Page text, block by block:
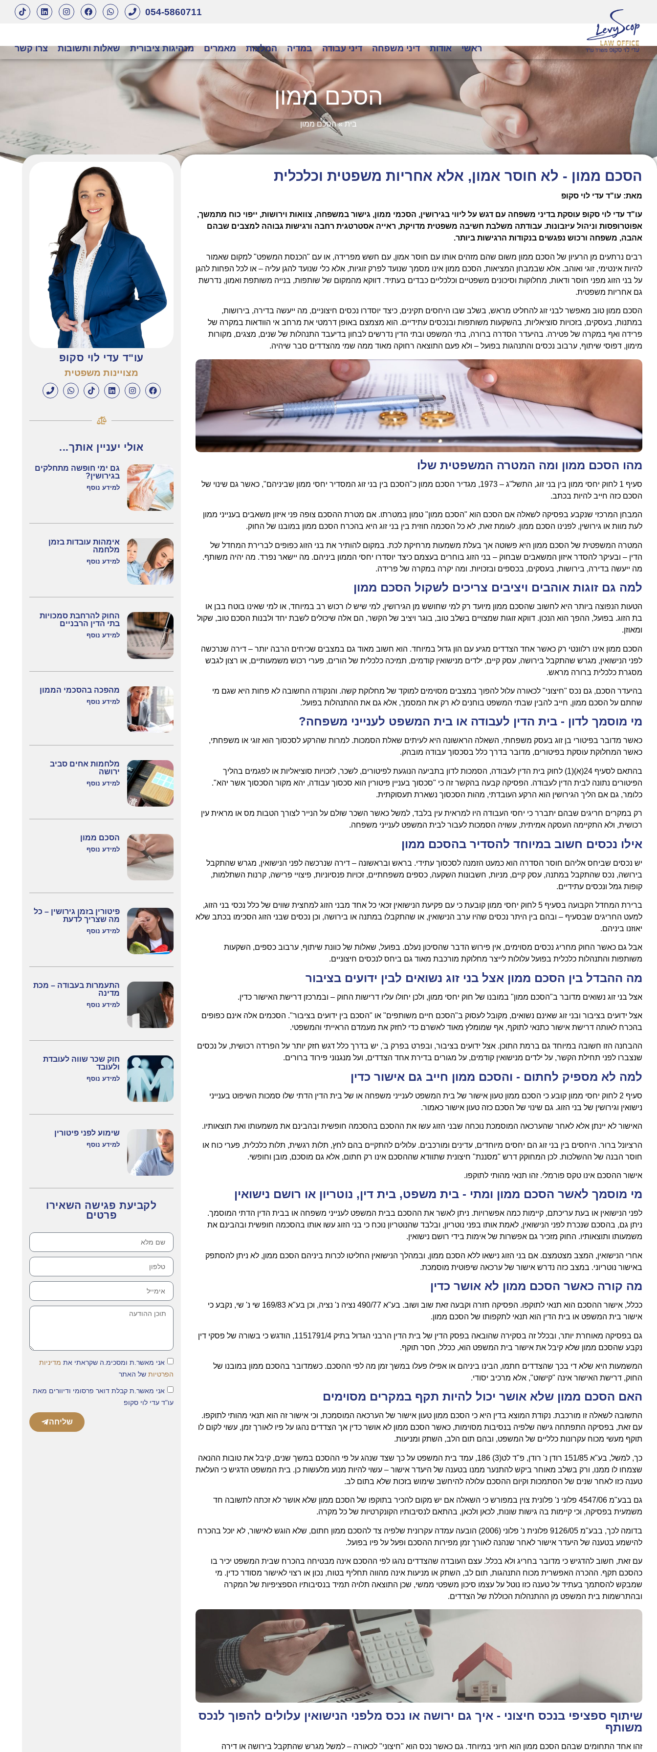
054-5860711
ראשי אודות דיני משפחה דיני עבודה במדיה המלצות מאמרים מנהיגות ציבורית שאלות ותשובות צרו קשר
הסכם ממון
בית»הסכם ממון
הסכם ממון - לא חוסר אמון, אלא אחריות משפטית וכלכלית
מאת: עו"ד עדי לוי סקופ
עו"ד עדי לוי סקופ עוסקת בדיני משפחה עם דגש על ליווי בגירושין, הסכמי ממון, גישור במשפחה, צוואות וירושות, ייפוי כוח מתמשך,
אפוטרופסות וניהול עיזבונות. עבודתה משלבת חשיבה משפטית מדויקת, ראייה אסטרטגית רחבה ורגישות גבוהה למצבים שבהם
אהבה, משפחה ורכוש נפגשים בנקודות הרגישות ביותר.
רבים נרתעים מן הרעיון של הסכם ממון משום שהם מזהים אותו עם חוסר אמון, עם חשש מפרידה, או עם "הכנסת המשפט" למקום שאמור
להיות אינטימי, זוגי ואוהב. אלא שבמבחן המציאות, הסכם ממון אינו מסמך שנועד לפרק זוגיות, אלא כלי שנועד להגן עליה – או לכל הפחות להגן
על בני הזוג מפני חוסר ודאות, מחלוקות וסיכונים משפטיים וכלכליים כבדים בעתיד. דווקא מהמקום של שותפות, בנייה משותפת ואמון, נדרשת
גם אחריות משפטית.
הסכם ממון טוב מאפשר לבני זוג להחליט מראש, בשלב שבו היחסים תקינים, כיצד יוסדרו נכסים חיצוניים, מה ייעשה בדירה, בירושות,
במתנות, בעסקים, בזכויות סוציאליות, בהשקעות משותפות ובנכסים עתידיים. הוא מצמצם באופן דרמטי את מרחב אי הוודאות במקרה של
פרידה ואף במקרה של פטירה. בהיעדר הסדרה ברורה, בתי המשפט ובתי הדין נדרשים לבחון בדיעבד התנהלות של שנים, מצגים, מקורות
מימון, דפוסי שיתוף, ערבוב נכסים והתנהגות בפועל – ולא פעם התוצאה רחוקה מאוד ממה שמי מהצדדים סבר שיהיה.
מהו הסכם ממון ומה המטרה המשפטית שלו
סעיף 1 לחוק יחסי ממון בין בני זוג, התשל"ג – 1973, מגדיר הסכם ממון כ"הסכם בין בני זוג המסדיר יחסי ממון שביניהם", כאשר גם שינוי של
הסכם כזה חייב להיות בכתב.
המבחן המרכזי שנקבע בפסיקה לשאלה אם הסכם הוא "הסכם ממון" טמון במטרתו. אם מטרת ההסכם צופה פני איזון משאבים בענייני ממון
לעת מוות או גירושין, לפנינו הסכם ממון. לעומת זאת, לא כל הסכמה חוזית בין בני זוג היא בהכרח הסכם ממון במובנו של החוק.
המטרה המשפטית של הסכם ממון היא פשוטה אך בעלת משמעות מרחיקת לכת. במקום להותיר את בני הזוג כפופים לברירת המחדל של
הדין – ובעיקר להסדר איזון המשאבים שבחוק – בני הזוג בוחרים בעצמם כיצד יוסדרו יחסי הממון ביניהם. מה יישאר נפרד. מה יהיה משותף.
מה ייעשה בדירה, בירושות, בעסקים, בכספים ובזכויות. ומה יקרה במקרה של פרידה.
למה גם זוגות אוהבים ויציבים צריכים לשקול הסכם ממון
הטעות הנפוצה ביותר היא לחשוב שהסכם ממון מיועד רק למי שחושש מן הגירושין, למי שיש לו רכוש רב במיוחד, או למי שאינו בוטח בבן או
בת הזוג. בפועל, ההפך הוא הנכון. דווקא זוגות שמצויים בשלב טוב, בוגר ויציב של הקשר, הם אלה שיכולים לשבת יחד ולבנות הסכם טוב, שקול
ומאוזן.
הסכם ממון אינו רלוונטי רק כאשר אחד הצדדים מגיע עם הון גדול במיוחד. הוא חשוב מאוד גם במצבים שכיחים הרבה יותר – דירה שנרכשה
לפני הנישואין, מגרש שהתקבל בירושה, עסק קיים, ילדים מנישואין קודמים, תמיכה כלכלית של הורים, פערי רכוש משמעותיים, או רצון לגבש
מסגרת כלכלית ברורה מראש.
בהיעדר הסכם, גם נכס "חיצוני" לכאורה עלול להפוך במצבים מסוימים למוקד של מחלוקת קשה. והנקודה החשובה לא פחות היא שגם מי
שחתם על הסכם ממון, חייב להבין שבתי המשפט בוחנים לא רק את המסמך, אלא גם את ההתנהלות בפועל.
מי מוסמך לדון - בית הדין לעבודה או בית המשפט לענייני משפחה?
כאשר מדובר בפיטורי בן זוג בעסק משפחתי, השאלה הראשונה היא לעיתים שאלת הסמכות. למרות שהרקע לסכסוך הוא זוגי או משפחתי,
כאשר המחלוקת עוסקת בפיטורים, מדובר בדרך כלל בסכסוך עבודה מובהק.
בהתאם לסעיף 24(א)(1) לחוק בית הדין לעבודה, הסמכות לדון בתביעה הנוגעת לפיטורים, לשכר, לזכויות סוציאליות או לפגמים בהליך
הפיטורים נתונה לבית הדין לעבודה. הפסיקה קבעה בהקשר זה כי "סכסוך בעניין פיטורין הוא סכסוך עבודה, יהא מקור הסכסוך אשר יהא".
כלומר, גם אם הליך הגירושין הוא הרקע העובדתי, מהות הסכסוך נשארת תעסוקתית.
רק במקרים חריגים שבהם יתברר כי יחסי העבודה היו למראית עין בלבד, למשל כאשר השכר שולם על הנייר לצורך הטבות מס או מראית עין
רכושית, ולא התקיימה העסקה אמיתית, עשויה הסמכות לעבור לבית המשפט לענייני משפחה.
אילו נכסים חשוב במיוחד להסדיר בהסכם ממון
יש נכסים שביחס אליהם חוסר הסדרה הוא כמעט הזמנה לסכסוך עתידי. בראש ובראשונה – דירה שנרכשה לפני הנישואין, מגרש שהתקבל
בירושה, נכס שהתקבל במתנה, עסק קיים, מניות, חשבונות השקעה, כספים משפחתיים, זכויות פנסיוניות, פיצויי פרישה, קרנות השתלמות,
קופות גמל ונכסים עתידיים.
ברירת המחדל הקבועה בסעיף 5 לחוק יחסי ממון קובעת כי עם פקיעת הנישואין זכאי כל אחד מבני הזוג למחצית שווים של כלל נכסי בני הזוג,
למעט החריגים שבסעיף – ובהם בין היתר נכסים שהיו ערב הנישואין, או שהתקבלו במתנה או בירושה, וכן נכסים שבני הזוג הסכימו בכתב שלא
יאוזנו ביניהם.
אבל גם כאשר החוק מחריג נכסים מסוימים, אין פירוש הדבר שהסיכון נעלם. בפועל, שאלות של כוונת שיתוף, ערבוב כספים, השקעות
משותפות והתנהלות כלכלית בפועל עלולות לייצר מחלוקת מורכבת מאוד גם ביחס לנכסים חיצוניים.
מה ההבדל בין הסכם ממון אצל בני זוג נשואים לבין ידועים בציבור
אצל בני זוג נשואים מדובר ב"הסכם ממון" במובנו של חוק יחסי ממון, ולכן יחולו עליו דרישות החוק – ובמרכזן דרישת האישור כדין.
אצל ידועים בציבור ובני זוג שאינם נשואים, מקובל לעסוק ב"הסכם חיים משותפים" או "הסכם בין ידועים בציבור". הסכמים אלה אינם כפופים
בהכרח לאותה דרישת אישור כתנאי לתוקף, אף שמומלץ מאוד לאשרם כדי לחזק את מעמדם הראייתי והמשפטי.
ההבחנה הזו חשובה במיוחד גם ברמת התוכן. אצל ידועים בציבור, ובפרט בפרק ב', יש בדרך כלל דגש חזק יותר על הפרדה רכושית, על נכסים
שנצברו לפני תחילת הקשר, על ילדים מנישואין קודמים, על מגורים בדירת אחד הצדדים, ועל מנגנוני פירוד ברורים.
למה לא מספיק לחתום - והסכם ממון חייב גם אישור כדין
סעיף 2 לחוק יחסי ממון קובע כי הסכם ממון טעון אישור של בית המשפט לענייני משפחה או של בית הדין הדתי שלו סמכות השיפוט בענייני
נישואין וגירושין של בני הזוג. גם שינוי של הסכם כזה טעון אישור כאמור.
האישור לא יינתן אלא לאחר שהערכאה המוסמכת נוכחה שבני הזוג עשו את ההסכם בהסכמה חופשית ובהבינם את משמעותו ואת תוצאותיו.
הרציונל ברור. היחסים בין בני זוג הם יחסים מיוחדים, עדינים ומורכבים. עלולים להתקיים בהם לחץ, תלות רגשית, תלות כלכלית, פערי כוח או
חוסר הבנה של ההשלכות. לכן המחוקק דרש "מסננת" חיצונית שתוודא שההסכם אינו רק חתום, אלא גם מוסכם, מובן וחופשי.
אישור ההסכם אינו טקס פורמלי. זהו תנאי מהותי לתוקפו.
מי מוסמך לאשר הסכם ממון ומתי - בית משפט, בית דין, נוטריון או רושם נישואין
לפני הנישואין או בעת עריכתם, קיימות כמה אפשרויות. ניתן לאשר את ההסכם בבית המשפט לענייני משפחה או בבית הדין הדתי המוסמך.
ניתן גם, בהסכם שנכרת לפני הנישואין, לאמת אותו בפני נוטריון, ובלבד שהנוטריון נוכח כי בני הזוג עשו אותו בהסכמה חופשית ובהבינם את
משמעותו ותוצאותיו. החוק מזכיר גם אפשרות של אימות בידי רושם נישואין.
אחרי הנישואין, המצב מצטמצם. אם בני הזוג נישאו ללא הסכם ממון, ובמהלך הנישואין החליטו לכרות ביניהם הסכם ממון, לא ניתן להסתפק
באישור נוטריוני. במצב כזה נדרש אישור של ערכאה שיפוטית מוסמכת.
מה קורה כאשר הסכם ממון לא אושר כדין
ככלל, אישור ההסכם הוא תנאי לתוקפו. הפסיקה חזרה וקבעה זאת שוב ושוב. בע"א 490/77 נציה נ' נציה, וכן בע"א 169/83 שי נ' שי, נקבע כי
אישור בית המשפט או בית הדין הוא תנאי לתקפותו של הסכם ממון.
גם בפסיקה מאוחרת יותר, ובכלל זה בסקירה שהובאה בפסק הדין של בית הדין הרבני הגדול בתיק 1151791/4, הודגש כי בשורה של פסקי דין
נקבע שהסכם ממון שלא קיבל את אישור בית המשפט הוא, ככלל, חסר תוקף.
המשמעות היא שלא די בכך שהצדדים חתמו, הבינו ביניהם או אפילו פעלו במשך זמן מה לפי ההסכם. כשמדובר בהסכם ממון במובנו של
החוק, דרישת האישור אינה "קישוט", אלא מרכיב יסודי.
האם הסכם ממון שלא אושר יכול להיות תקף במקרים מסוימים
התשובה לשאלה זו מורכבת. נקודת המוצא בדין היא כי הסכם ממון טעון אישור של הערכאה המוסמכת, וכי אישור זה הוא תנאי מהותי לתוקפו.
עם זאת, בפסיקה התפתחה גישה שלפיה בנסיבות מסוימות, כאשר הסכם ממון לא אושר כדין אך הצדדים נהגו על פיו לאורך זמן, עשוי לקום לו
תוקף מעשי מכוח עקרונות כלליים של המשפט, ובהם תום הלב, השתק ומניעות.
כך, למשל, בע"א 151/85 רודן נ' רודן, פ"ד לט(3) 186, עמד בית המשפט על כך שצד שנהג על פי ההסכם במשך שנים, קיבל את טובות ההנאה
שצמחו לו ממנו, ורק בשלב מאוחר ביקש להתנער ממנו בטענה של היעדר אישור – עשוי להיות מנוע מלעשות כן. בית המשפט הדגיש כי העלאת
טענה כזו לאחר שנים של הסתמכות וקיום ההסכם עלולה להיחשב שימוש בזכות שלא בתום לב.
גם בבע"מ 4547/06 פלוני נ' פלונית צוין במפורש כי השאלה אם יש מקום להכיר בתוקפו של הסכם ממון שלא אושר לא זכתה לתשובה חד
משמעית בפסיקה, וכי קיימות בה גישות שונות, לכאן ולכאן, בהתאם לנסיבותיו הקונקרטיות של כל מקרה.
בדומה לכך, בבע"מ 9126/05 פלונית נ' פלוני (2006) הובעה עמדה עקרונית שלפיה צד להסכם ממון חתום, שלא הוגש לאישור, לא יוכל בהכרח
להישמע בטענה של היעדר אישור לאחר שנהנה לאורך זמן מפירות ההסכם ופעל על פיו בפועל.
עם זאת, חשוב להדגיש כי מדובר בחריג ולא בכלל. עצם העובדה שהצדדים נהגו לפי ההסכם אינה מבטיחה בהכרח שבית המשפט יכיר בו
כהסכם תקף. ההכרה האפשרית מכוח התנהגות, תום לב, השתק או מניעות אינה מהווה תחליף בטוח, נכון או רצוי לאישור מסודר כדין. מי
שמבקש להסתמך בעתיד על טענה כזו נוטל על עצמו סיכון משפטי ממשי, שכן התוצאה תלויה תמיד בנסיבותיו הספציפיות של המקרה
ובהתרשמות בית המשפט מן ההתנהלות הכוללת של הצדדים.
שיתוף ספציפי בנכס חיצוני - איך גם ירושה או נכס מלפני הנישואין עלולים להפוך לנכס
משותף
זהו אחד התחומים שבהם הסכם ממון הוא חיוני במיוחד. גם כאשר נכס הוא "חיצוני" לכאורה – למשל מגרש שהתקבל בירושה או דירה
עו"ד עדי לוי סקופ
מצויינות משפטית
אולי יעניין אותך...
גם ימי חופשה מתחלקים
בגירושין?
למידע נוסף
אימהות עובדות בזמן
מלחמה
למידע נוסף
החוק להרחבת סמכויות
בתי הדין הרבניים
למידע נוסף
מהפכה בהסכמי הממון
למידע נוסף
מלחמות אחים סביב
ירושה
למידע נוסף
הסכם ממון
למידע נוסף
פיטורין בזמן גירושין – כל
מה שצריך לדעת
למידע נוסף
התעמרות בעבודה – מכת
מדינה
למידע נוסף
חוק שכר שווה לעובדת
ולעובד
למידע נוסף
שימוע לפני פיטורין
למידע נוסף
לקביעת פגישה השאירו
פרטים
אני מאשר.ת ומסכימ.ה שקראתי את מדיניות
הפרטיות של האתר
אני מאשר.ת קבלת דואר פרסומי ודיוורים מאת
עו"ד עדי לוי סקופ
שליחה